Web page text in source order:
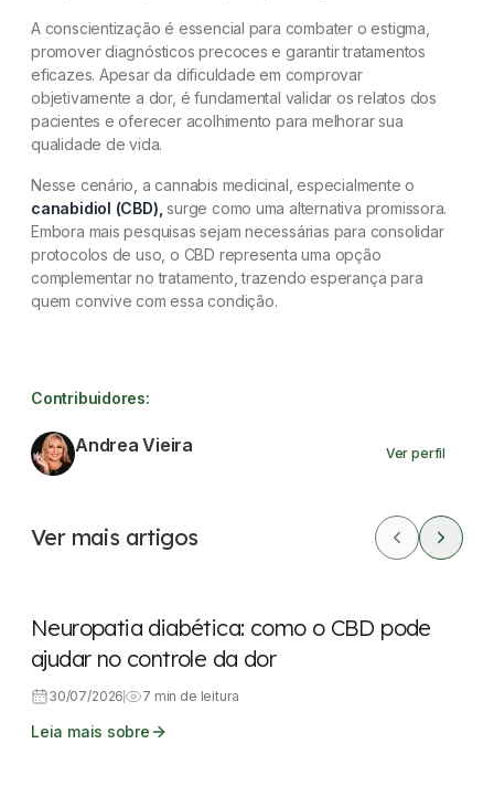
A conscientização é essencial para combater o estigma,
promover diagnósticos precoces e garantir tratamentos
eficazes. Apesar da dificuldade em comprovar
objetivamente a dor, é fundamental validar os relatos dos
pacientes e oferecer acolhimento para melhorar sua
qualidade de vida.
Nesse cenário, a cannabis medicinal, especialmente o
canabidiol (CBD), surge como uma alternativa promissora.
Embora mais pesquisas sejam necessárias para consolidar
protocolos de uso, o CBD representa uma opção
complementar no tratamento, trazendo esperança para
quem convive com essa condição.
Contribuidores:
Andrea Vieira Ver perfil
Ver mais artigos
CBD Dores
Neuropatia diabética: como o CBD pode
ajudar no controle da dor
30/07/2026 7 min de leitura
Leia mais sobre